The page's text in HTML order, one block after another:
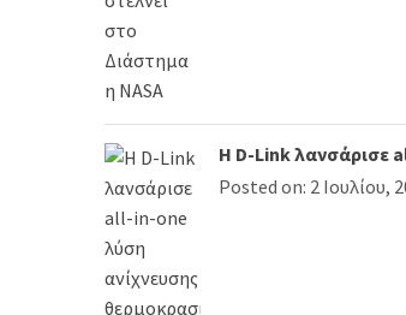
Η D-Link λανσάρισε
Posted on: 2 Ιουλίου,